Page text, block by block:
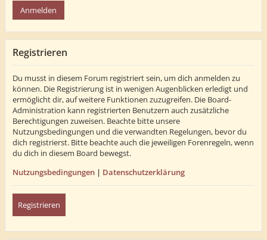
Registrieren
Du musst in diesem Forum registriert sein, um dich anmelden zu
können. Die Registrierung ist in wenigen Augenblicken erledigt und
ermöglicht dir, auf weitere Funktionen zuzugreifen. Die Board-
Administration kann registrierten Benutzern auch zusätzliche
Berechtigungen zuweisen. Beachte bitte unsere
Nutzungsbedingungen und die verwandten Regelungen, bevor du
dich registrierst. Bitte beachte auch die jeweiligen Forenregeln, wenn
du dich in diesem Board bewegst.
Nutzungsbedingungen | Datenschutzerklärung
Registrieren